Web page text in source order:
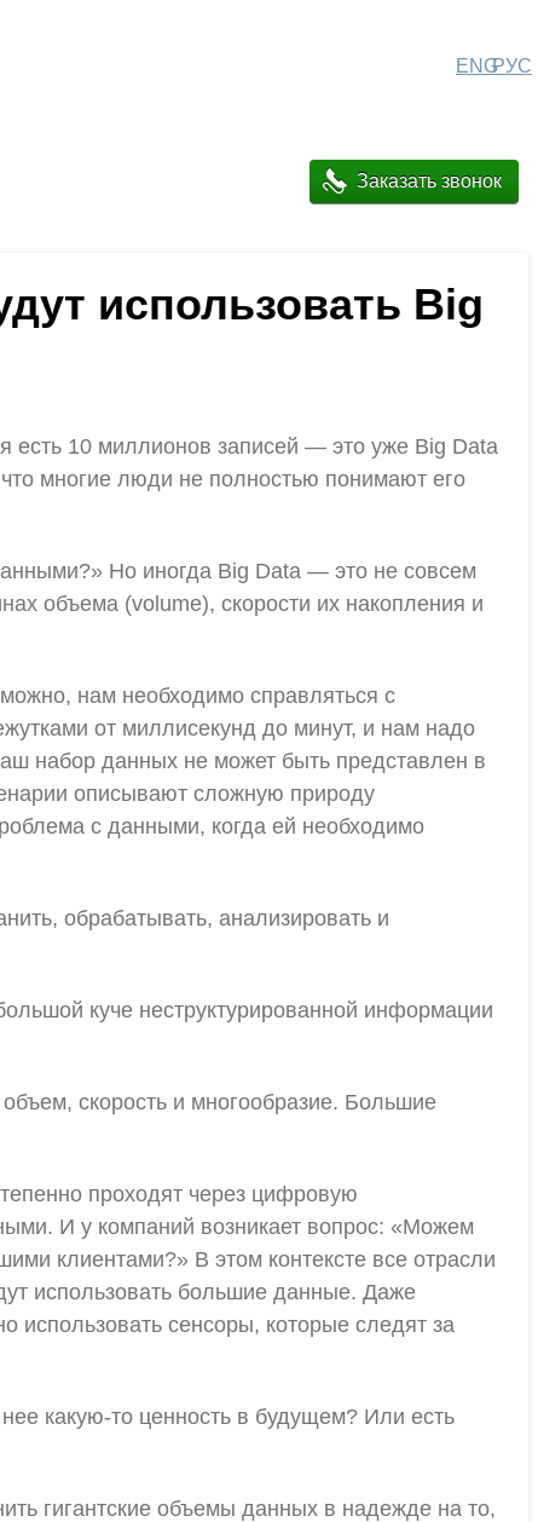
РУС
ENG
Заказать звонок
использовать Big
есть 10 миллионов записей — это уже Big Data
многие люди не полностью понимают его
Но иногда Big Data — это не совсем
объема (volume), скорости их накопления и
нам необходимо справляться с
от миллисекунд до минут, и нам надо
набор данных не может быть представлен в
описывают сложную природу
с данными, когда ей необходимо
обрабатывать, анализировать и
куче неструктурированной информации
скорость и многообразие. Большие
проходят через цифровую
И у компаний возникает вопрос: «Можем
клиентами?» В этом контексте все отрасли
использовать большие данные. Даже
использовать сенсоры, которые следят за
какую-то ценность в будущем? Или есть
гигантские объемы данных в надежде на то,